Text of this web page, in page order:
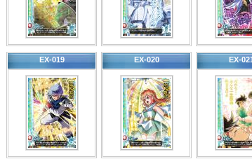
EX-019 EX-020 EX-021